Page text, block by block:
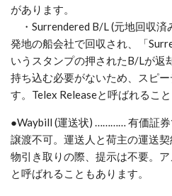
があります。
・Surrendered B/L (元地回収
発地の船会社で回収され、「
いうスタンプの押されたB/Lが返
持ち込む必要がないため、スピ
す。Telex Releaseと呼ばれること
●Waybill (運送状) ………… 有価証
譲渡不可。運送人と荷主の運送
物引き取りの際、提示は不要。
と呼ばれることもあります。